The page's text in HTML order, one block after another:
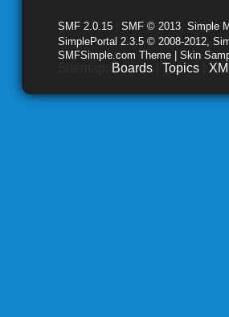
SMF 2.0.15 SMF © 2013 Simple
SimplePortal 2.3.5 © 2008-2012,
SMFSimple.com Theme | Skin
Boards Topics